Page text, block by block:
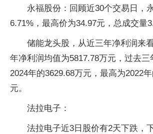
永福股份：回顾近30个交易日，
6.71%，最高价为34.97元，总成交量
储能龙头股，从近三年净利润来
年净利润均值为5817.78万元，过去三
2024年的3629.68万元，最高为2022
元。
法拉电子：
法拉电子近3日股价有2天下跌，